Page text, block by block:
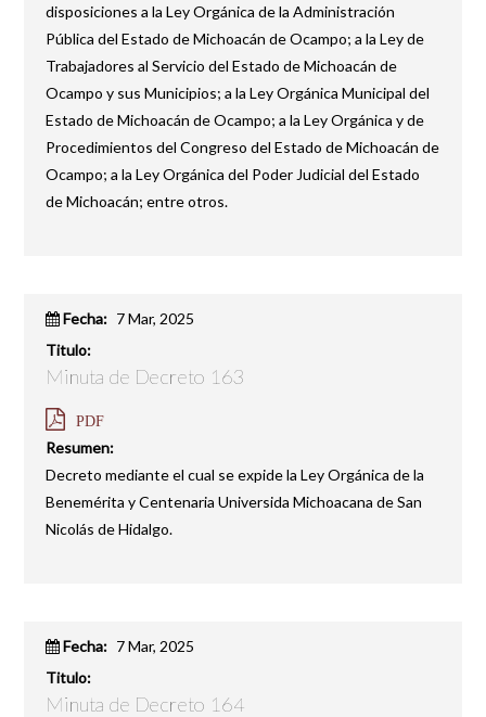
disposiciones a la Ley Orgánica de la Administración
Pública del Estado de Michoacán de Ocampo; a la Ley de
Trabajadores al Servicio del Estado de Michoacán de
Ocampo y sus Municipios; a la Ley Orgánica Municipal del
Estado de Michoacán de Ocampo; a la Ley Orgánica y de
Procedimientos del Congreso del Estado de Michoacán de
Ocampo; a la Ley Orgánica del Poder Judicial del Estado
de Michoacán; entre otros.
Fecha: 7 Mar, 2025
Titulo:
Minuta de Decreto 163
PDF
Resumen:
Decreto mediante el cual se expide la Ley Orgánica de la
Benemérita y Centenaria Universida Michoacana de San
Nicolás de Hidalgo.
Fecha: 7 Mar, 2025
Titulo:
Minuta de Decreto 164